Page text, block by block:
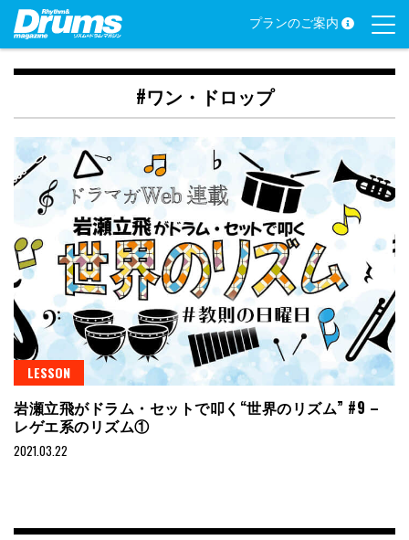
Skip
content
プランのご案内
#ワン・ドロップ
LESSON
岩瀬立飛がドラム・セットで叩く“世界のリズム” #9 –
レゲエ系のリズム①
2021.03.22